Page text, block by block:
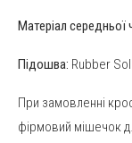
Матеріал середньої
Підошва: Rubber
При замовленні
фірмовий мішечок